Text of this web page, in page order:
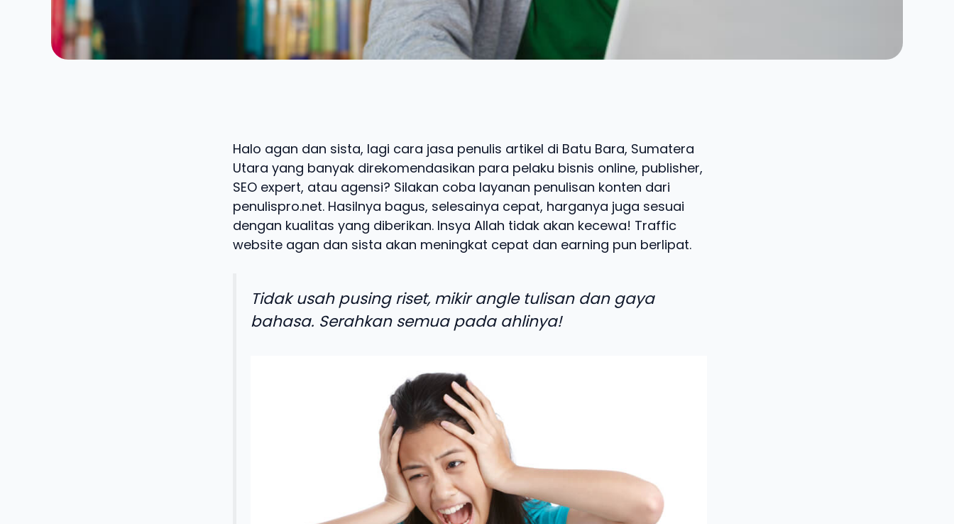
Halo agan dan sista, lagi cara jasa penulis artikel di Batu Bara, Sumatera
Utara yang banyak direkomendasikan para pelaku bisnis online, publisher,
SEO expert, atau agensi? Silakan coba layanan penulisan konten dari
penulispro.net. Hasilnya bagus, selesainya cepat, harganya juga sesuai
dengan kualitas yang diberikan. Insya Allah tidak akan kecewa! Traffic
website agan dan sista akan meningkat cepat dan earning pun berlipat.
Tidak usah pusing riset, mikir angle tulisan dan gaya
bahasa. Serahkan semua pada ahlinya!